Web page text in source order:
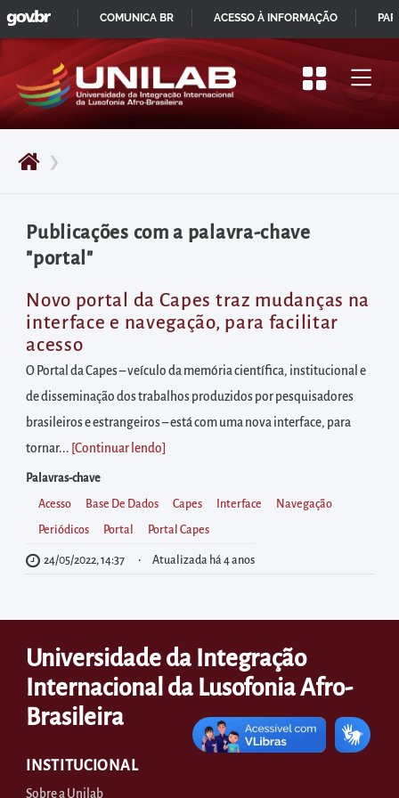
Pular
para
início
do
principal
Acessar
diretamente
o
menu
principal
Acessar
diretamente
à
área
para
realizar
buscas
internas
Acessar
informações
postas
no
❯
Publicações com a palavra-chave
"portal"
Novo portal da Capes traz mudanças na
interface e navegação, para facilitar
acesso
O Portal da Capes – veículo da memória científica, institucional e
de disseminação dos trabalhos produzidos por pesquisadores
brasileiros e estrangeiros – está com uma nova interface, para
tornar... [Continuar lendo
Palavras-chave
Acesso Base De Dados Capes Interface Navegação
Periódicos Portal Portal Capes
24/05/2022, 14:37 Atualizada há 4 anos
Universidade da Integração
Internacional da Lusofonia Afro-
Brasileira
INSTITUCIONAL
Sobre a Unilab
IR
PARA
CONTEÚDO
GOVBR
COMUNICA BR ACESSO À INFORMAÇÃO